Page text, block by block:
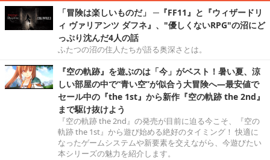
「冒険は楽しいものだ」 ─『FF11』と『ウィザードリ
ィ ヴァリアンツ ダフネ』、"優しくないRPG"の沼にど
っぷり沈んだ4人の話
ふたつの沼の住人たちが語る奥深さとは。
『空の軌跡』を遊ぶのは「今」がベスト！暑い夏、涼
しい部屋の中で“青い空”が似合う大冒険へ―最安値で
セール中の『the 1st』から新作『空の軌跡 the 2nd』
まで駆け抜けよう
『空の軌跡 the 2nd』の発売が目前に迫る今こそ、『空の
軌跡 the 1st』から遊び始める絶好のタイミング！ 快適に
なったゲームシステムや新要素を交えながら、今遊びたい
本シリーズの魅力を紹介します。